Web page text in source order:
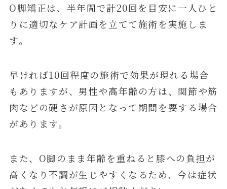
O脚矯正は、半年間で計20回を目安に一人ひと
りに適切なケア計画を立てて施術を実施しま
す。
早ければ10回程度の施術で効果が現れる場合
もありますが、男性や高年齢の方は、関節や筋
肉などの硬さが原因となって期間を要する場合
があります。
また、O脚のまま年齢を重ねると膝への負担が
高くなり不調が生じやすくなるため、今は症状